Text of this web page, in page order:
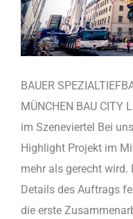
BAUER
MÜNCHEN BAU CITY
im Szeneviertel Bei
Highlight Projekt im
mehr als gerecht wird.
Details des Auftrags
die erste